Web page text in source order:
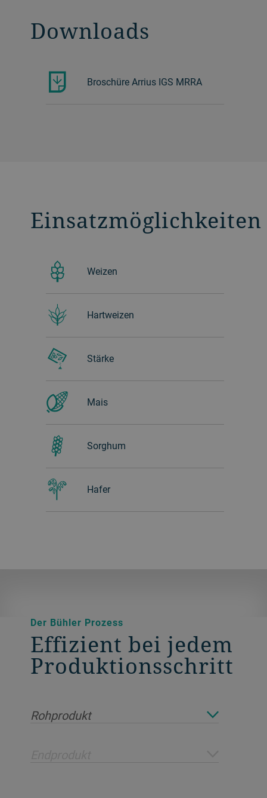
Downloads
Broschüre Arrius IGS MRRA
Einsatzmöglichkeiten
Weizen
Hartweizen
Stärke
Mais
Sorghum
Hafer
Der Bühler Prozess
Effizient bei jedem
Produktionsschritt
Rohprodukt